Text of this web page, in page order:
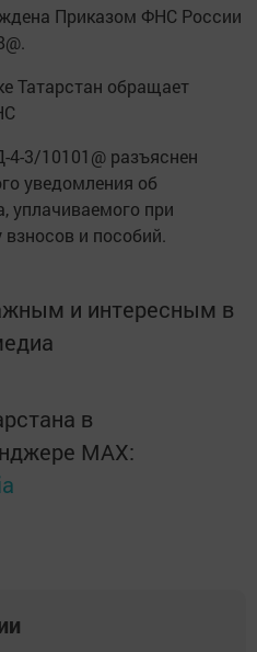
Приказом ФНС России
Татарстан обращает
3/10101@ разъяснен
уведомления об
уплачиваемого при
и пособий.
и интересным в
в
MАХ: